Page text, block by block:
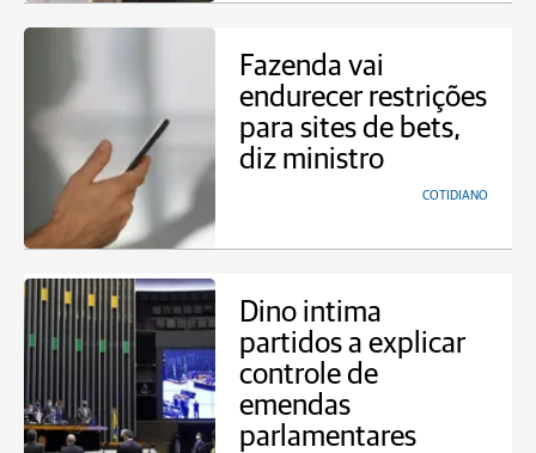
Fazenda vai
endurecer restrições
para sites de bets,
diz ministro
COTIDIANO
Dino intima
partidos a explicar
controle de
emendas
parlamentares